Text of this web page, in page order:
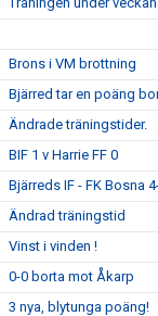
Brons i VM brottning
Bjärred tar en poäng
Ändrade träningstider.
BIF 1 v Harrie FF 0
Bjärreds IF - FK Bosna
Ändrad träningstid
Vinst i vinden !
0-0 borta mot Åkarp
3 nya, blytunga poäng!